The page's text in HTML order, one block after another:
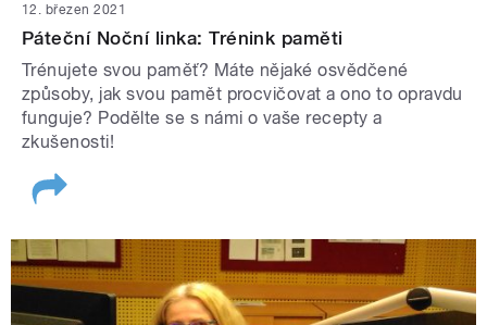
12. březen 2021
Páteční Noční linka: Trénink paměti
Trénujete svou paměť? Máte nějaké osvědčené
způsoby, jak svou pamět procvičovat a ono to opravdu
funguje? Podělte se s námi o vaše recepty a
zkušenosti!